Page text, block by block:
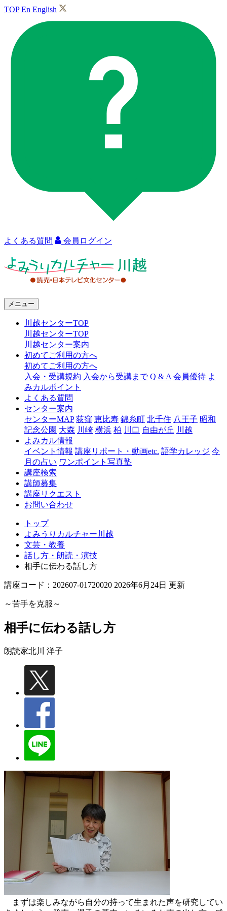
TOP En English
よくある質問 会員ログイン
ャ
越
メニュー
川越センターTOP
川越センターTOP
川越センター案内
初めてご利用の方へ
初めてご利用の方へ
入会・受講規約 入会から受講まで Q & A 会員優待 よ
みカルポイント
よくある質問
センター案内
センターMAP 荻窪 恵比寿 錦糸町 北千住 八王子 昭和
記念公園 大森 川崎 横浜 柏 川口 自由が丘 川越
よみカル情報
イベント情報 講座リポート・動画etc. 語学カレッジ 今
月の占い ワンポイント写真塾
講座検索
講師募集
講座リクエスト
お問い合わせ
トップ
よみうりカルチャー川越
文芸・教養
話し方・朗読・演技
相手に伝わる話し方
講座コード：202607-01720020 2026年6月24日 更新
～苦手を克服～
相手に伝わる話し方
朗読家北川 洋子
まずは楽しみながら自分の持って生まれた声を研究してい